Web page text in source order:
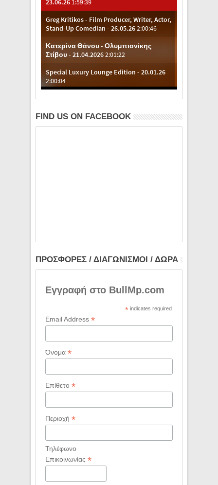
FIND US ON FACEBOOK
ΠΡΟΣΦΟΡΕΣ / ΔΙΑΓΩΝΙΣΜΟΙ / ΔΩΡΑ
Εγγραφή στο BullMp.com
*indicates required
Email Address *
Όνομα *
Επίθετο *
Περιοχή *
Τηλέφωνο
Επικοινωνίας *